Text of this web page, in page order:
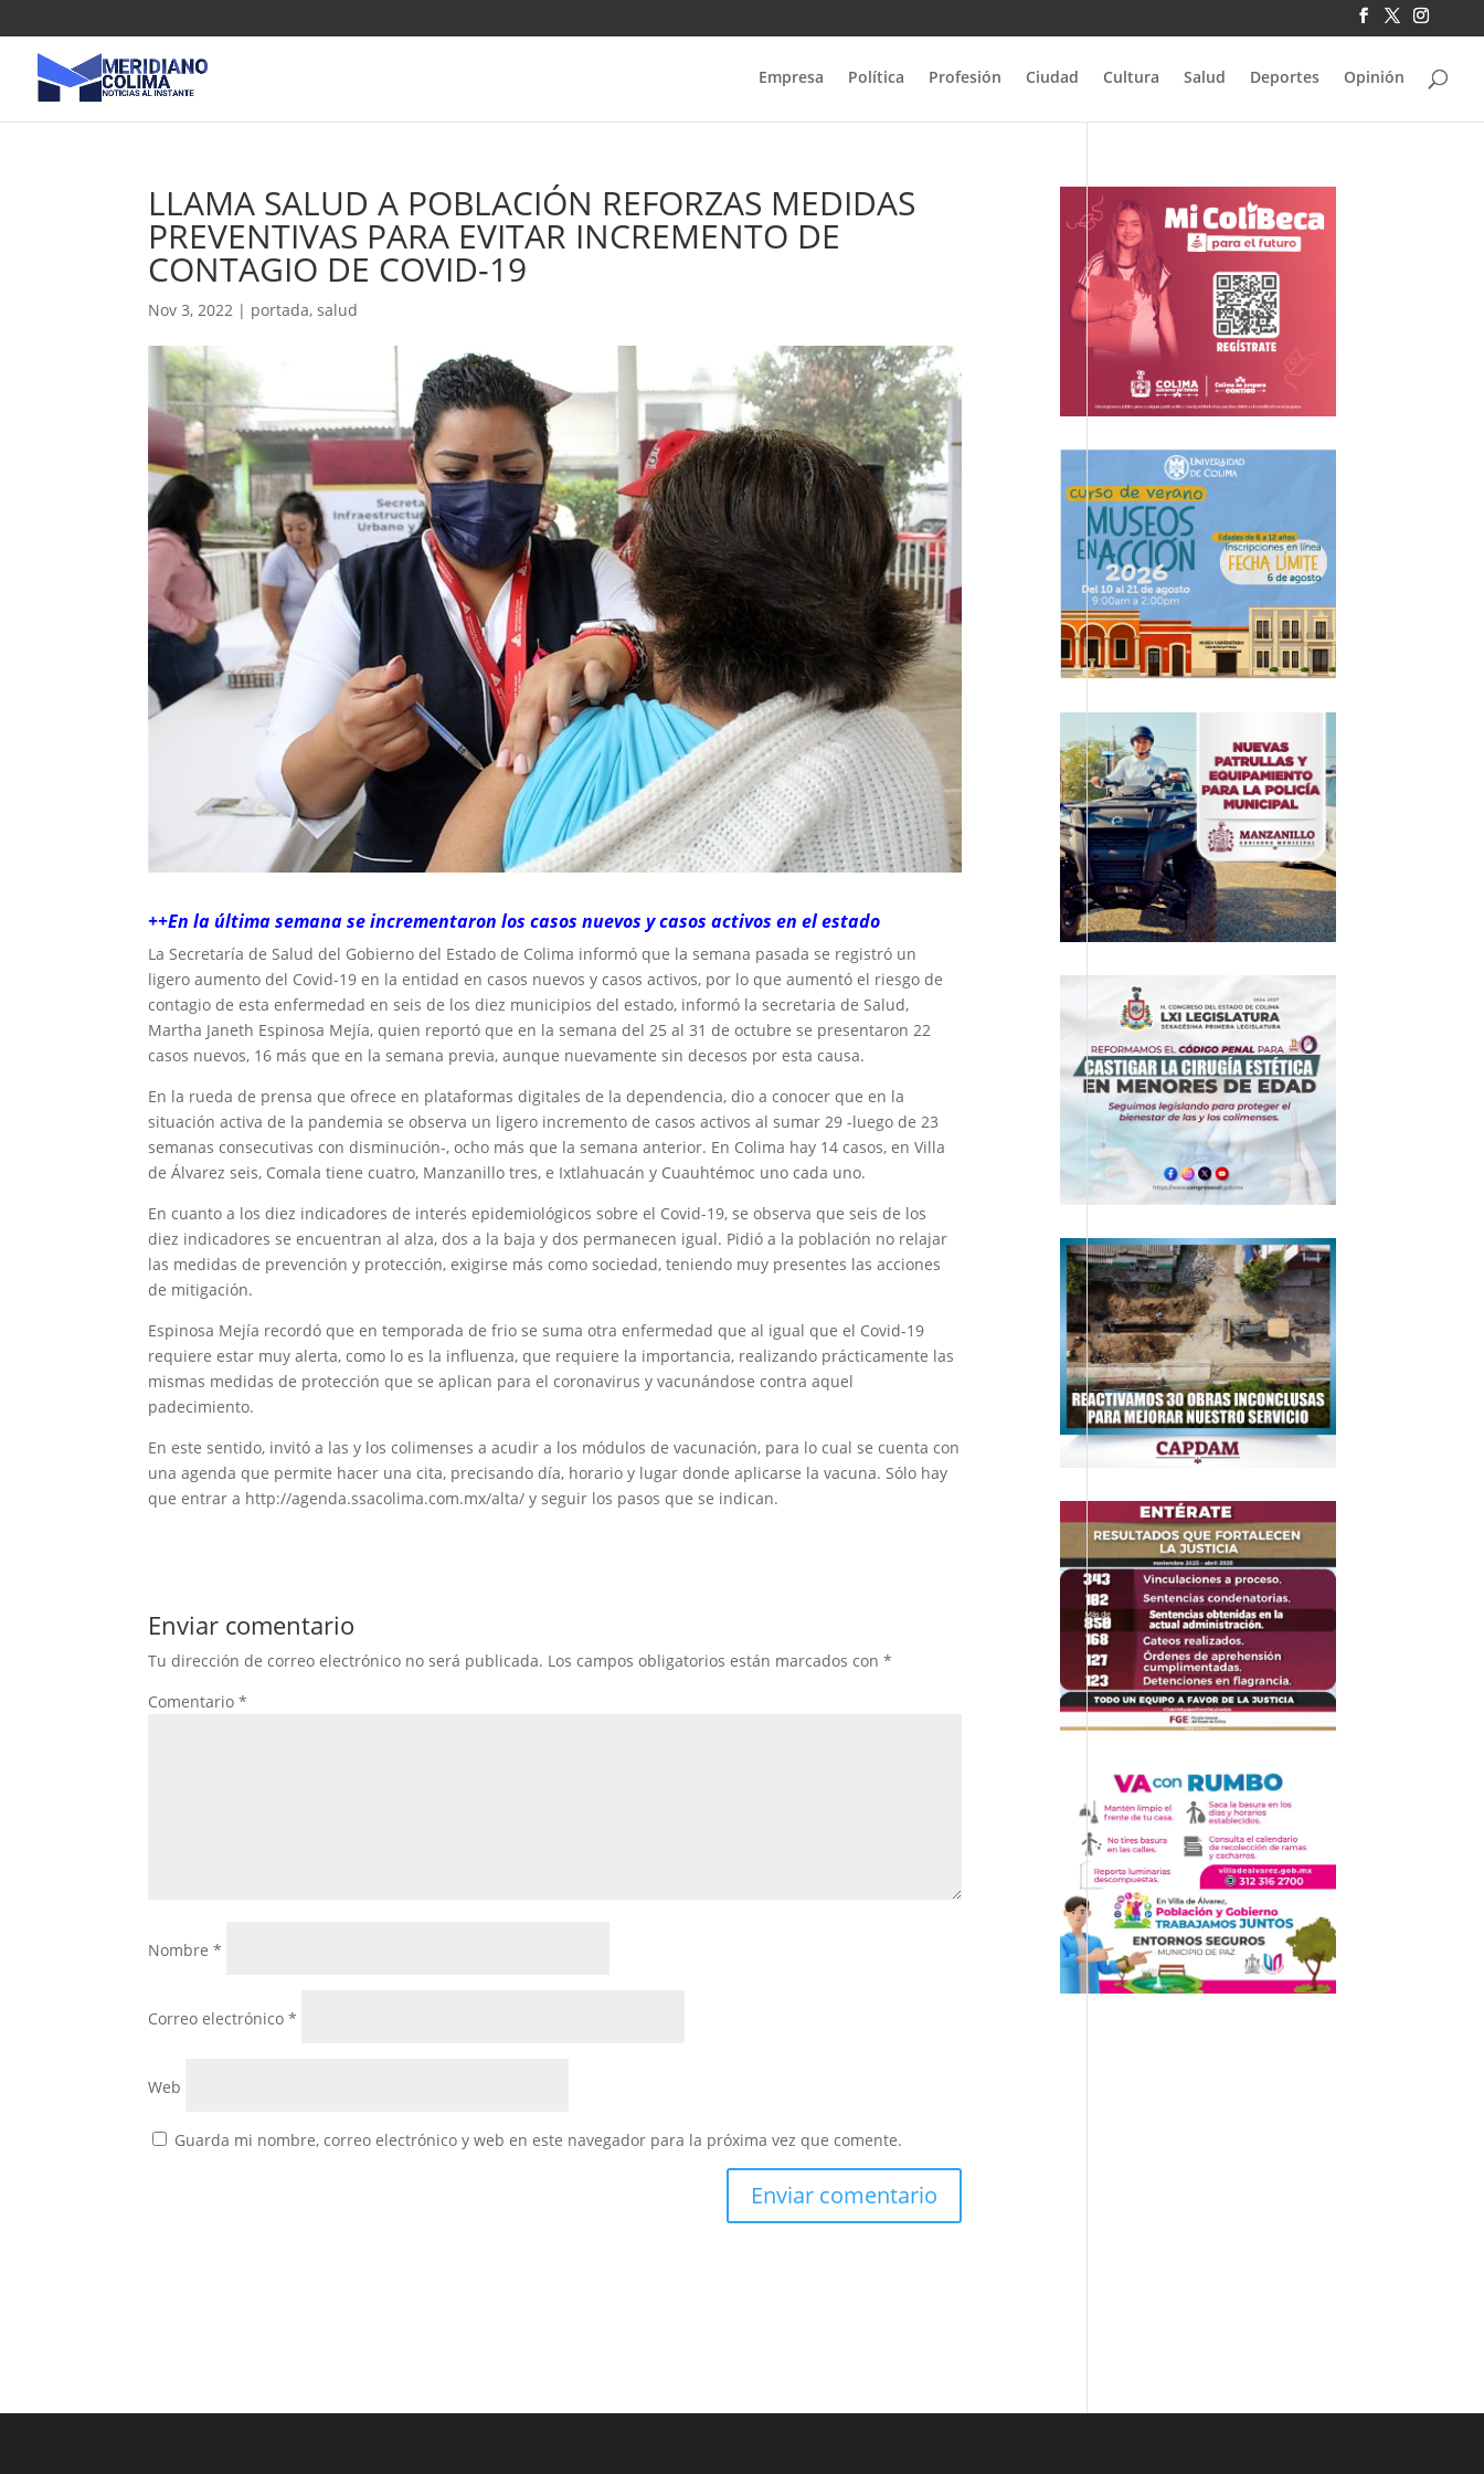
Empresa Política Profesión Ciudad Cultura Salud Deportes Opinión
LLAMA SALUD A POBLACIÓN REFORZAS MEDIDAS
PREVENTIVAS PARA EVITAR INCREMENTO DE
CONTAGIO DE COVID-19
Nov 3, 2022 | portada,salud
++En la última semana se incrementaron los casos nuevos y casos activos en el estado
La Secretaría de Salud del Gobierno del Estado de Colima informó que la semana pasada se registró un
ligero aumento del Covid-19 en la entidad en casos nuevos y casos activos, por lo que aumentó el riesgo de
contagio de esta enfermedad en seis de los diez municipios del estado, informó la secretaria de Salud,
Martha Janeth Espinosa Mejía, quien reportó que en la semana del 25 al 31 de octubre se presentaron 22
casos nuevos, 16 más que en la semana previa, aunque nuevamente sin decesos por esta causa.
En la rueda de prensa que ofrece en plataformas digitales de la dependencia, dio a conocer que en la
situación activa de la pandemia se observa un ligero incremento de casos activos al sumar 29 -luego de 23
semanas consecutivas con disminución-, ocho más que la semana anterior. En Colima hay 14 casos, en Villa
de Álvarez seis, Comala tiene cuatro, Manzanillo tres, e Ixtlahuacán y Cuauhtémoc uno cada uno.
En cuanto a los diez indicadores de interés epidemiológicos sobre el Covid-19, se observa que seis de los
diez indicadores se encuentran al alza, dos a la baja y dos permanecen igual. Pidió a la población no relajar
las medidas de prevención y protección, exigirse más como sociedad, teniendo muy presentes las acciones
de mitigación.
Espinosa Mejía recordó que en temporada de frio se suma otra enfermedad que al igual que el Covid-19
requiere estar muy alerta, como lo es la influenza, que requiere la importancia, realizando prácticamente las
mismas medidas de protección que se aplican para el coronavirus y vacunándose contra aquel
padecimiento.
En este sentido, invitó a las y los colimenses a acudir a los módulos de vacunación, para lo cual se cuenta con
una agenda que permite hacer una cita, precisando día, horario y lugar donde aplicarse la vacuna. Sólo hay
que entrar a http://agenda.ssacolima.com.mx/alta/ y seguir los pasos que se indican.
Enviar comentario
Tu dirección de correo electrónico no será publicada. Los campos obligatorios están marcados con*
Comentario*
Nombre*
Correo electrónico*
Web
Guarda mi nombre, correo electrónico y web en este navegador para la próxima vez que comente.